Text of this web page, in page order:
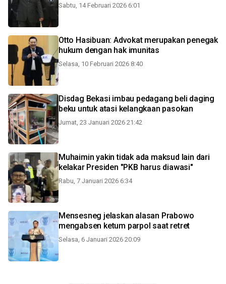
Sabtu, 14 Februari 2026 6:01
Otto Hasibuan: Advokat merupakan penegak
hukum dengan hak imunitas
Selasa, 10 Februari 2026 8:40
Disdag Bekasi imbau pedagang beli daging
beku untuk atasi kelangkaan pasokan
Jumat, 23 Januari 2026 21:42
Muhaimin yakin tidak ada maksud lain dari
kelakar Presiden "PKB harus diawasi"
Rabu, 7 Januari 2026 6:34
Mensesneg jelaskan alasan Prabowo
mengabsen ketum parpol saat retret
Selasa, 6 Januari 2026 20:09